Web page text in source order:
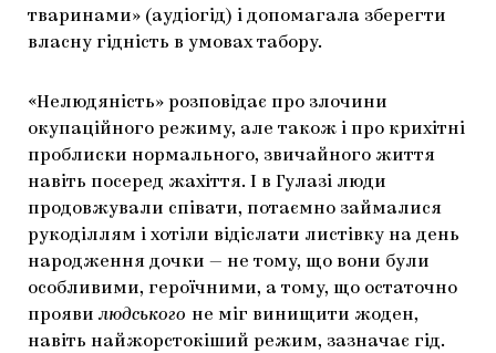
тваринами» (аудіогід) і допомагала зберегти
власну гідність в умовах табору.
«Нелюдяність» розповідає про злочини
окупаційного режиму, але також і про крихітні
проблиски нормального, звичайного життя
навіть посеред жахіття. І в Гулазі люди
продовжували співати, потаємно займалися
рукоділлям і хотіли відіслати листівку на день
народження дочки — не тому, що вони були
особливими, героїчними, а тому, що остаточно
прояви людського не міг винищити жоден,
навіть найжорстокіший режим, зазначає гід.